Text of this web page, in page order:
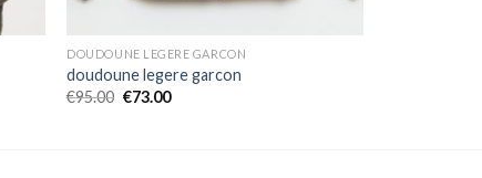
DOUDOUNE LEGERE GARCON
doudoune legere garcon
€95.00 €73.00